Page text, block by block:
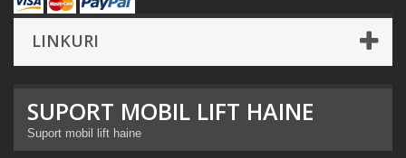
LINKURI
SUPORT MOBIL LIFT HAINE
Suport mobil lift haine